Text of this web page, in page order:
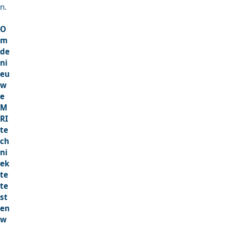
n.
O
m
de
ni
eu
w
e
M
RI
te
ch
ni
ek
te
te
st
en
w